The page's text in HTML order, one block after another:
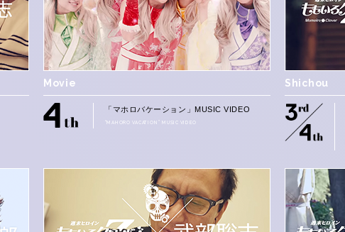
Movie
「マホロバケーション」MUSIC VIDEO
“MAHORO VACATION” MUSIC VIDEO
Shichou